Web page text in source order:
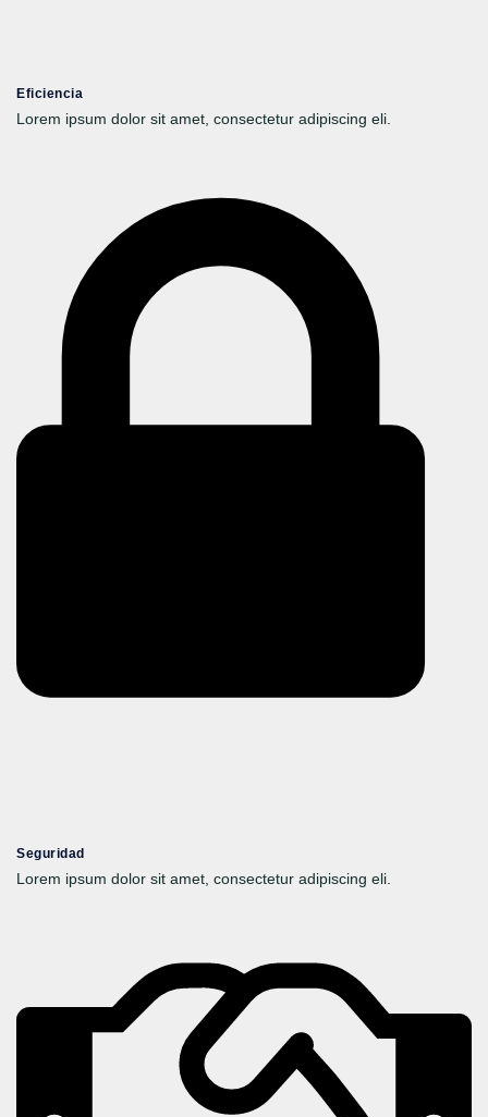
Eficiencia
Lorem ipsum dolor sit amet, consectetur adipiscing eli.
Seguridad
Lorem ipsum dolor sit amet, consectetur adipiscing eli.